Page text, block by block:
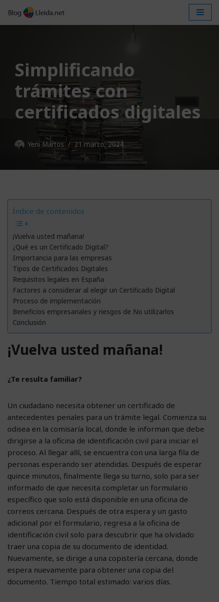
Saltar
Simplificando
trámites con
certificados digitales
Yeni Martos 21 marzo, 2024
Índice de contenidos
¡Vuelva usted mañana!
¿Qué es un Certificado Digital?
Importancia para las empresas
Tipos de Certificados Digitales
Requisitos legales en España
Factores a considerar al elegir un Certificado Digital
Proceso de implementación
Beneficios empresariales y riesgos de No utilizarlos
Conclusión
¡Vuelva usted mañana!
¿Te resulta familiar?
Un ciudadano necesita obtener un certificado de
antecedentes penales para un trámite legal. Comienza su
odisea en la comisaría local, donde le informan que debe
dirigirse a la oficina de identificación civil para iniciar el
proceso. Al llegar allí, se encuentra con una larga fila de
personas esperando ser atendidas. Después de esperar
quince minutos, finalmente llega su turno, solo para ser
informado de que necesita completar un formulario
específico que solo está disponible en una oficina de
correos cercana. Después de otra espera y un gasto
adicional por el formulario, regresa a la oficina de
identificación civil solo para descubrir que ha olvidado
traer una copia de su documento de identidad.
Nuevamente, se dirige a una copistería cercana, donde
espera nuevamente para obtener una copia del
documento. Tiempo total estimado: varios días.